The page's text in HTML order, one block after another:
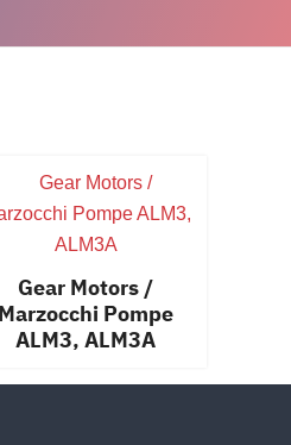
Gear Motors /
Marzocchi Pompe
ALM3, ALM3A